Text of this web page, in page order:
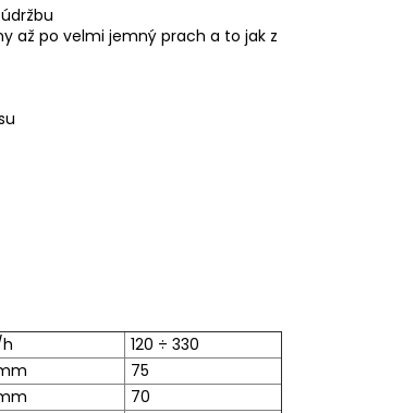
až po velmi jemný prach a to jak z
120 ÷ 330
75
70